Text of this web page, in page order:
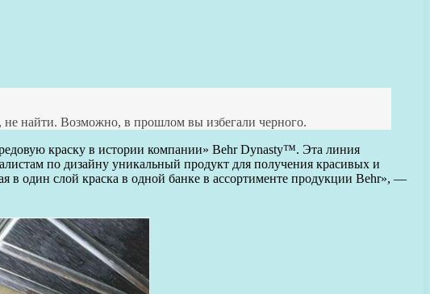
найти. Возможно, в прошлом вы избегали черного.
краску в истории компании» Behr Dynasty™. Эта линия
по дизайну уникальный продукт для получения красивых и
в один слой краска в одной банке в ассортименте продукции Behr», —